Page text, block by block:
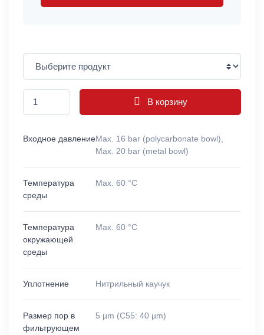
В корзину
Входное давлениеMax. 16 bar (polycarbonate bowl),
Max. 20 bar (metal bowl)
Температура
среды
Max. 60 °C
Температура
окружающей
среды
Max. 60 °C
Уплотнение Нитрильный каучук
Размер пор в
фильтрующем
5 µm (C55: 40 µm)